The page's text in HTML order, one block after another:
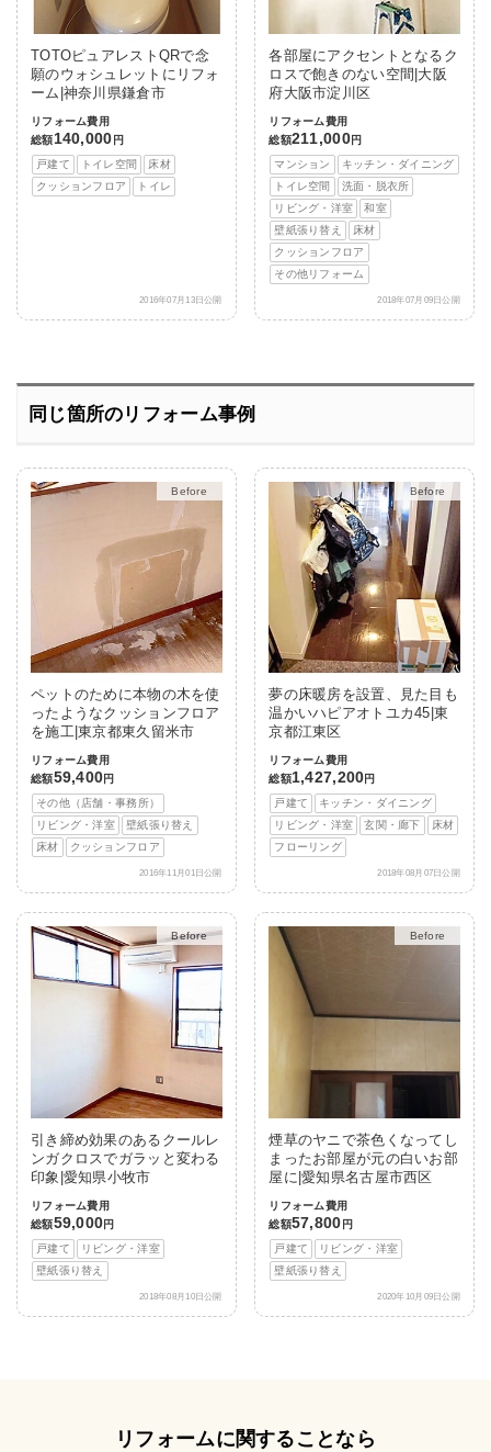
TOTOピュアレストQRで念
願のウォシュレットにリフォ
ーム|神奈川県鎌倉市
リフォーム費用
総額140,000 円
戸建て
トイレ空間
床材
クッションフロア
トイレ
2016年07月13日公開
各部屋にアクセントとなるク
ロスで飽きのない空間|大阪
府大阪市淀川区
リフォーム費用
総額211,000円
マンション
キッチン・ダイニング
トイレ空間
洗面・脱衣所
リビング・洋室
和室
壁紙張り替え
床材
クッションフロア
その他リフォーム
2018年07月09日公開
同じ箇所のリフォーム事例
After
ペットのために本物の木を使
ったようなクッションフロア
を施工|東京都東久留米市
リフォーム費用
総額59,400円
その他（店舗・事務所）
リビング・洋室
壁紙張り替え
床材
クッションフロア
2016年11月01日公開
After
夢の床暖房を設置、見た目も
温かいハピアオトユカ45|東
京都江東区
リフォーム費用
総額1,427,200円
戸建て
キッチン・ダイニング
リビング・洋室
玄関・廊下
床材
フローリング
2018年08月07日公開
After
引き締め効果のあるクールレ
ンガクロスでガラッと変わる
印象|愛知県小牧市
リフォーム費用
総額59,000円
戸建て
リビング・洋室
壁紙張り替え
2018年08月10日公開
After
煙草のヤニで茶色くなってし
まったお部屋が元の白いお部
屋に|愛知県名古屋市西区
リフォーム費用
総額57,800 円
戸建て
リビング・洋室
壁紙張り替え
2020年10月09日公開
リフォームに関することなら